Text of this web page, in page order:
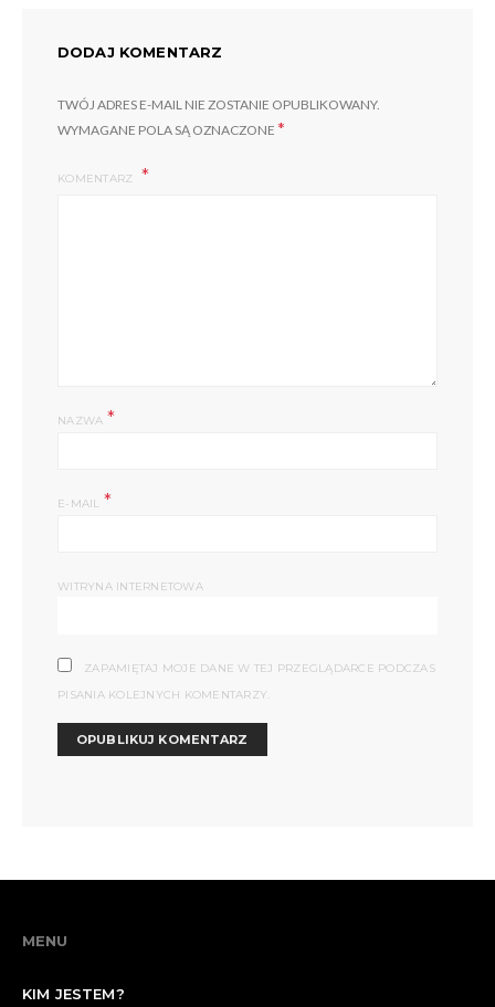
DODAJ KOMENTARZ
TWÓJ ADRES E-MAIL NIE ZOSTANIE OPUBLIKOWANY.
WYMAGANE POLA SĄ OZNACZONE *
KOMENTARZ
NAZWA *
E-MAIL *
WITRYNA INTERNETOWA
ZAPAMIĘTAJ MOJE DANE W TEJ PRZEGLĄDARCE PODCZAS
PISANIA KOLEJNYCH KOMENTARZY.
MENU
KIM JESTEM?